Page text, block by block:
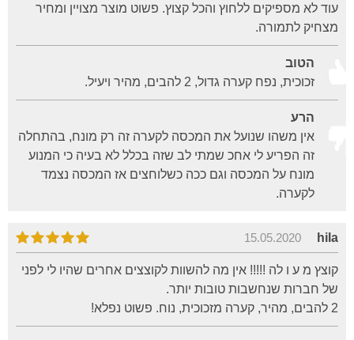
עוד לא מספיקים ללחוץ והכל קצוץ. פשוט מוצר מצויין ומחיר
מצחיק לתמורה.
הטוב
זכוכית, נפח קערה גדול, 2 להבים, מהיר ויעיל.
הרע
אין משהו שנועל את המכסה לקערה זה רק מונח, בהתחלה
זה הפריע לי אחכ שמתי לב שזה בכלל לא בעיה כי המנוע
מונח על המכסה וגם ככה כשלוחצים אז המכסה נצמד
לקערה.
hila
15.05.2020
קוצץ מ ע ו לה !!!!! אין מה להשוות לקוצצים אחרים שהיו לי לפני
של חברות שנחשבות טובות יותר.
2 להבים, מהיר, קערה מזכוכית, נוח. פשוט נפלא!